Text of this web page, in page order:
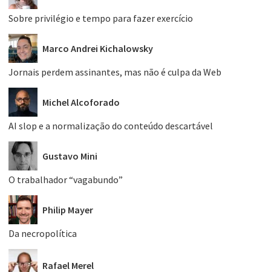
Sobre privilégio e tempo para fazer exercício
Marco Andrei Kichalowsky
Jornais perdem assinantes, mas não é culpa da Web
Michel Alcoforado
AI slop e a normalização do conteúdo descartável
Gustavo Mini
O trabalhador “vagabundo”
Philip Mayer
Da necropolítica
Rafael Merel